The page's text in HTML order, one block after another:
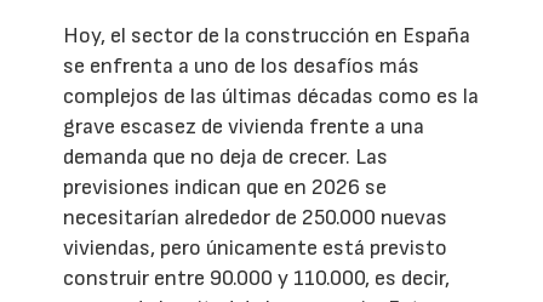
Hoy, el sector de la construcción en España
se enfrenta a uno de los desafíos más
complejos de las últimas décadas como es la
grave escasez de vivienda frente a una
demanda que no deja de crecer. Las
previsiones indican que en 2026 se
necesitarían alrededor de 250.000 nuevas
viviendas, pero únicamente está previsto
construir entre 90.000 y 110.000, es decir,